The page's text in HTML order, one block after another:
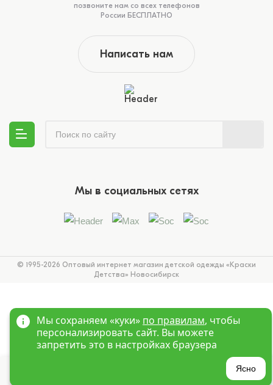
?
позвоните нам со всех телефонов
России БЕСПЛАТНО
Написать нам
Мы в социальных сетях
© 1995-2026 Оптовый интернет магазин детской одежды «Краски
Детства» Новосибирск
Мы сохраняем «куки» по правилам, чтобы
персонализировать сайт. Вы можете
запретить это в настройках браузера
Ясно